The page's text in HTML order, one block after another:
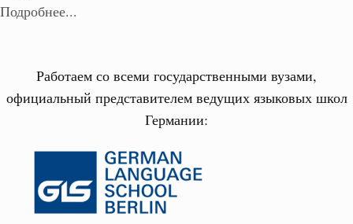
Подробнее...
Работаем со всеми государственными вузами,
официальный представителем ведущих языковых школ
Германии: